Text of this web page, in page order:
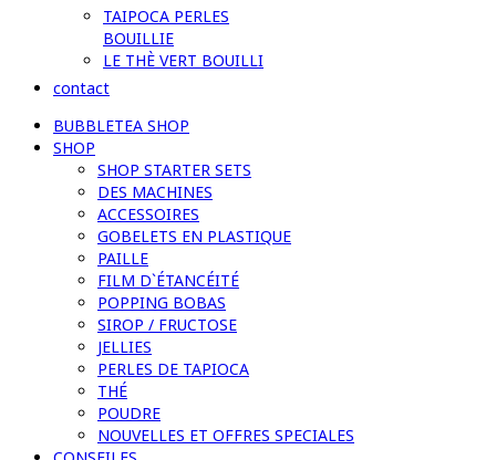
TAIPOCA PERLES
BOUILLIE
LE THÈ VERT BOUILLI
contact
BUBBLETEA SHOP
SHOP
SHOP STARTER SETS
DES MACHINES
ACCESSOIRES
GOBELETS EN PLASTIQUE
PAILLE
FILM D`ÉTANCÉITÉ
POPPING BOBAS
SIROP / FRUCTOSE
JELLIES
PERLES DE TAPIOCA
THÉ
POUDRE
NOUVELLES ET OFFRES SPECIALES